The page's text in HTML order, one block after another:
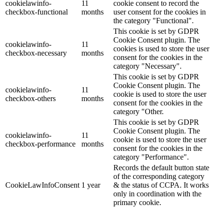
cookielawinfo-
checkbox-functional
11
months
cookie consent to record the
user consent for the cookies in
the category "Functional".
cookielawinfo-
checkbox-necessary
11
months
This cookie is set by GDPR
Cookie Consent plugin. The
cookies is used to store the user
consent for the cookies in the
category "Necessary".
cookielawinfo-
checkbox-others
11
months
This cookie is set by GDPR
Cookie Consent plugin. The
cookie is used to store the user
consent for the cookies in the
category "Other.
cookielawinfo-
checkbox-performance
11
months
This cookie is set by GDPR
Cookie Consent plugin. The
cookie is used to store the user
consent for the cookies in the
category "Performance".
CookieLawInfoConsent 1 year
Records the default button state
of the corresponding category
& the status of CCPA. It works
only in coordination with the
primary cookie.